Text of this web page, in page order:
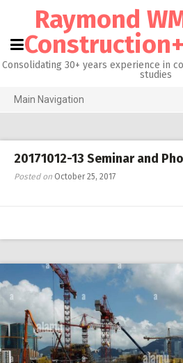
Raymond
Consolidating 30+ years experience in
studies
Main Navigation
Homepage@CityU
RW 3.0
RW 1.0
RW 2.0
Places
20171012-13 Seminar and
Posted on October 25, 2017